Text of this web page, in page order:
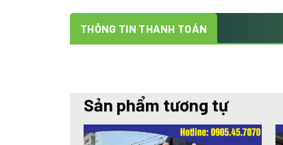
THÔNG TIN THANH TOÁN
Sản phẩm tương tự